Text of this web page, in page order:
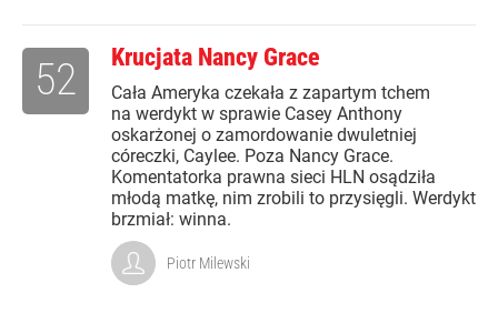
Krucjata Nancy Grace
Cała Ameryka czekała z zapartym tchem
na werdykt w sprawie Casey Anthony
oskarżonej o zamordowanie dwuletniej
córeczki, Caylee. Poza Nancy Grace.
Komentatorka prawna sieci HLN osądziła
młodą matkę, nim zrobili to przysięgli. Werdykt
brzmiał: winna.
52
Piotr Milewski